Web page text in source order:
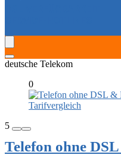
deutsche Telekom
0
5
Telefon ohne